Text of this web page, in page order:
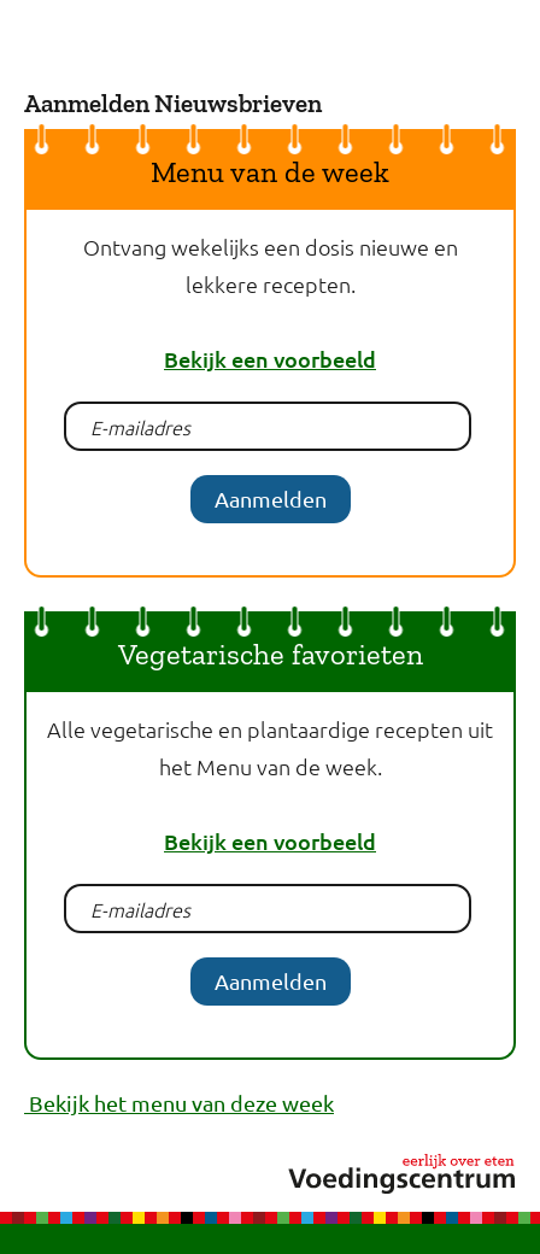
Aanmelden Nieuwsbrieven
Menu van de week
Ontvang wekelijks een dosis nieuwe en
lekkere recepten.
Bekijk een voorbeeld
Aanmelden
Vegetarische favorieten
Alle vegetarische en plantaardige recepten uit
het Menu van de week.
Bekijk een voorbeeld
Aanmelden
Bekijk het menu van deze week